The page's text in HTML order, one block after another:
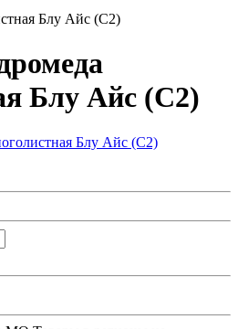
Блу Айс (С2)
Блу Айс (С2)